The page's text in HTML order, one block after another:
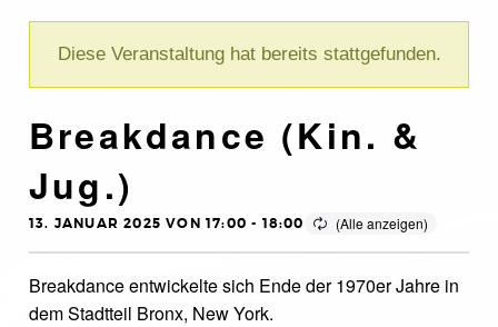
Diese Veranstaltung hat bereits stattgefunden.
Breakdance (Kin. &
Jug.)
13. JANUAR 2025 VON 17:00 - 18:00
Breakdance entwickelte sich Ende der 1970er Jahre in
dem Stadtteil Bronx, New York.